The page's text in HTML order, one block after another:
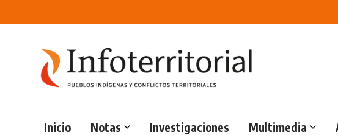
Inicio Notas Investigaciones Multimedia